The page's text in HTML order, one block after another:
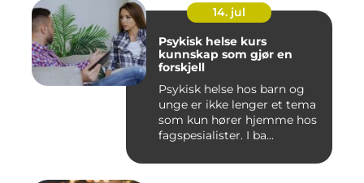
14. jul
Psykisk helse kurs
kunnskap som gjør en
forskjell
Psykisk helse hos barn og
unge er ikke lenger et tema
som kun hører hjemme hos
fagspesialister. I ba...